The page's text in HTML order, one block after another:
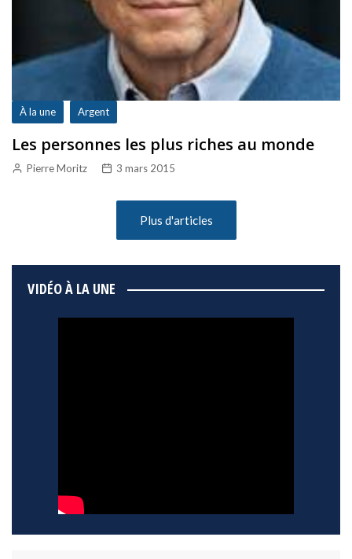
À la une Argent
Les personnes les plus riches au monde
Pierre Moritz 3 mars 2015
Plus d'articles
VIDÉO À LA UNE